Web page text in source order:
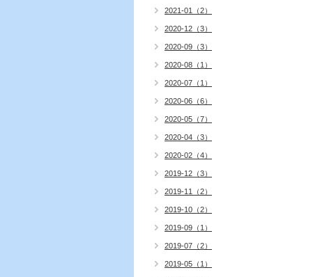
2021-01（2）
2020-12（3）
2020-09（3）
2020-08（1）
2020-07（1）
2020-06（6）
2020-05（7）
2020-04（3）
2020-02（4）
2019-12（3）
2019-11（2）
2019-10（2）
2019-09（1）
2019-07（2）
2019-05（1）